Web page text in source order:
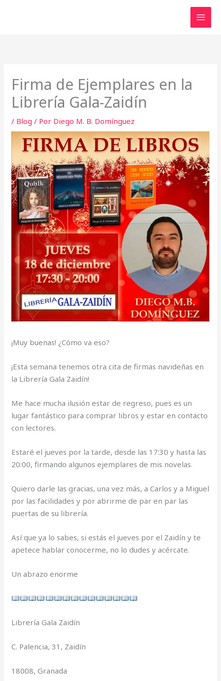
Firma de Ejemplares en la
Librería Gala-Zaidín
/ Blog / Por Diego M. B. Domínguez
¡Muy buenas! ¿Cómo va eso?
¡Esta semana tenemos otra cita de firmas navideñas en
la Librería Gala Zaidín!
Me hace mucha ilusión estar de regreso, pues es un
lugar fantástico para comprar libros y estar en contacto
con lectores.
Estaré el jueves por la tarde, desde las 17:30 y hasta las
20:00, firmando algunos ejemplares de mis novelas.
Quiero darle las gracias, una vez más, a Carlos y a Miguel
por las facilidades y por abrirme de par en par las
puertas de su librería.
Así que ya lo sabes, si estás el jueves por el Zaidín y te
apetece hablar conocerme, no lo dudes y acércate.
Un abrazo enorme
Librería Gala Zaidín
C. Palencia, 31, Zaidín
18008, Granada